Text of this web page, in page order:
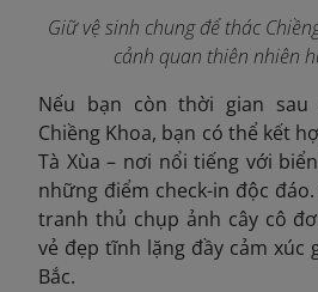
Giữ vệ sinh chung để thác
cảnh quan thiên nhiên
Nếu bạn còn thời gian sau
Chiềng Khoa, bạn có thể kết
Tà Xùa – nơi nổi tiếng với
những điểm check-in độc
tranh thủ chụp ảnh cây cô
vẻ đẹp tĩnh lặng đầy cảm xúc
Bắc.